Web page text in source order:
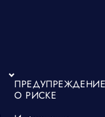
ПРЕДУПРЕЖДЕНИЕ
О РИСКЕ